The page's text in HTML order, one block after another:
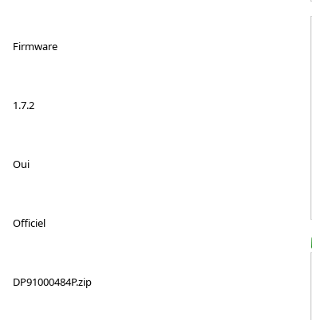
Firmware
1.7.2
Oui
Officiel
DP91000484P.zip